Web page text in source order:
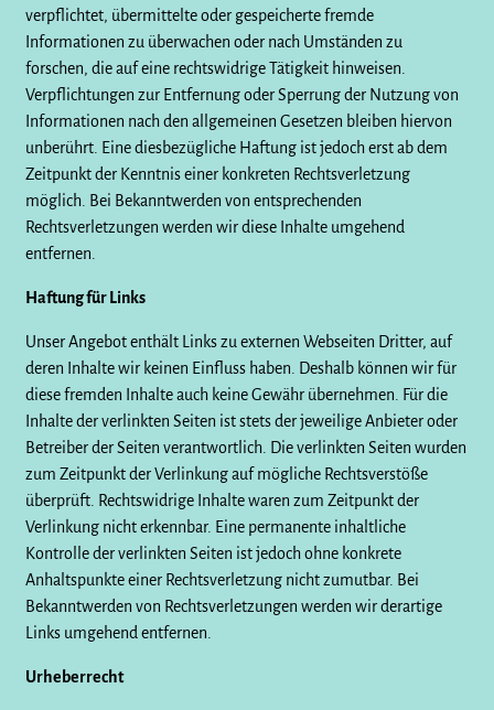
verpflichtet, übermittelte oder gespeicherte fremde
Informationen zu überwachen oder nach Umständen zu
forschen, die auf eine rechtswidrige Tätigkeit hinweisen.
Verpflichtungen zur Entfernung oder Sperrung der Nutzung von
Informationen nach den allgemeinen Gesetzen bleiben hiervon
unberührt. Eine diesbezügliche Haftung ist jedoch erst ab dem
Zeitpunkt der Kenntnis einer konkreten Rechtsverletzung
möglich. Bei Bekanntwerden von entsprechenden
Rechtsverletzungen werden wir diese Inhalte umgehend
entfernen.
Haftung für Links
Unser Angebot enthält Links zu externen Webseiten Dritter, auf
deren Inhalte wir keinen Einfluss haben. Deshalb können wir für
diese fremden Inhalte auch keine Gewähr übernehmen. Für die
Inhalte der verlinkten Seiten ist stets der jeweilige Anbieter oder
Betreiber der Seiten verantwortlich. Die verlinkten Seiten wurden
zum Zeitpunkt der Verlinkung auf mögliche Rechtsverstöße
überprüft. Rechtswidrige Inhalte waren zum Zeitpunkt der
Verlinkung nicht erkennbar. Eine permanente inhaltliche
Kontrolle der verlinkten Seiten ist jedoch ohne konkrete
Anhaltspunkte einer Rechtsverletzung nicht zumutbar. Bei
Bekanntwerden von Rechtsverletzungen werden wir derartige
Links umgehend entfernen.
Urheberrecht